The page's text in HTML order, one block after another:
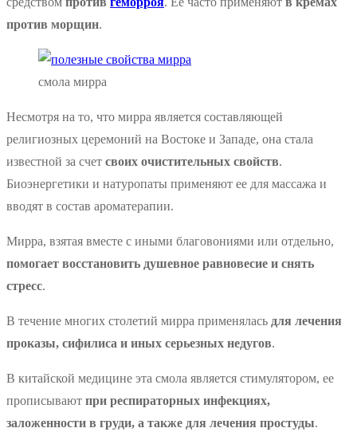
против морщин.
смола мирра
Несмотря на то, что мирра является составляющей
религиозных церемоний на Востоке и Западе, она стала
известной за счет своих очистительных свойств.
Биоэнергетики и натуропаты применяют ее для массажа и
вводят в состав ароматерапии.
Мирра, взятая вместе с иными благовониями или отдельно,
помогает восстановить душевное равновесие и снять
стресс.
В течение многих столетий мирра применялась для лечения
проказы, сифилиса и иных серьезных недугов.
В китайской медицине эта смола является стимулятором, ее
прописывают при респираторных инфекциях,
заложенности в груди, а также для лечения простуды.